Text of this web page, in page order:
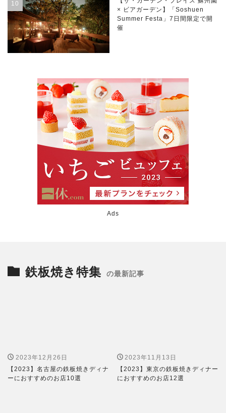
× ビアガーデン】「Soshuen
Summer Festa」7日間限定で開
催
Ads
鉄板焼き特集 の最新記事
2023年12月26日
【2023】名古屋の鉄板焼きディナ
ーにおすすめのお店10選
2023年11月13日
【2023】東京の鉄板焼きディナー
におすすめのお店12選